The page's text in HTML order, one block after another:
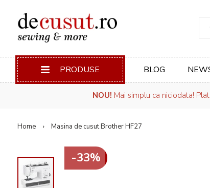
PRODUSE BLOG
NOU! Mai simplu ca niciodata!
Home Masina de cusut Brother HF27
-33%